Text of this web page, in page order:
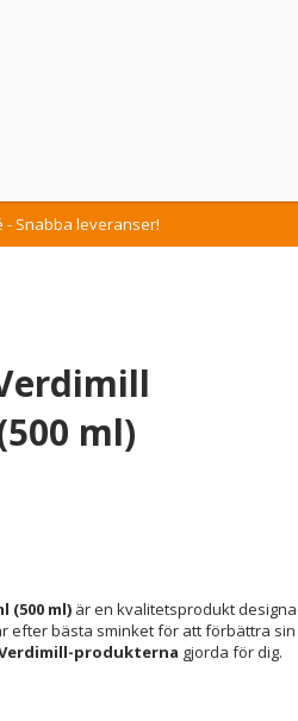
- Snabba leveranser!
ml)
(500 ml)är en kvalitetsprodukt
efter bästa sminket för att förbättra sin
produkterna gjorda för dig.